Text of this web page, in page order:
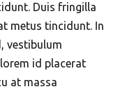
Duis fringilla
metus tincidunt. In
vestibulum
id placerat
at massa